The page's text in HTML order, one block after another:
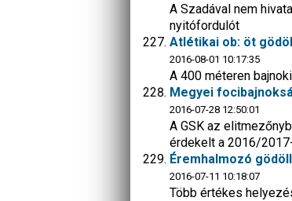
A Szadával nem
nyitófordulót
Atlétikai ob: öt
2016-08-01 10:17:35
A 400 méteren
Megyei
2016-07-28 12:50:01
A GSK az
érdekelt a 2016/
Éremhalmozó
2016-07-11 10:18:07
Több értékes